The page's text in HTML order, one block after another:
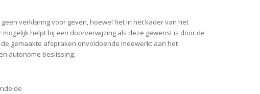
verklaring voor geven, hoewel het in het kader van het
helpt bij een doorverwijzing als deze gewenst is door de
gemaakte afspraken onvoldoende meewerkt aan het
autonome beslissing.